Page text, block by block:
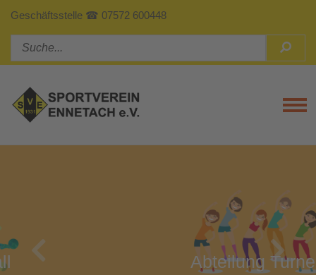
Geschäftsstelle ☎ 07572 600448
Abteilung Turnen
Previous Next